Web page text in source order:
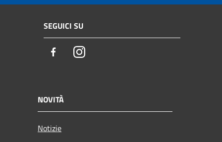
SEGUICI SU
FacebookInstagram
NOVITÀ
Notizie